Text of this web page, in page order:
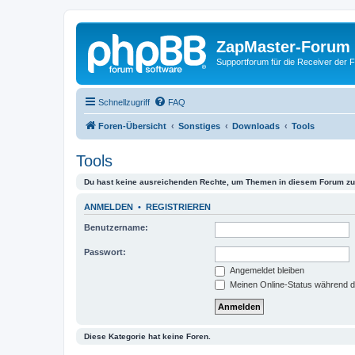
ZapMaster-Forum
Supportforum für die Receiver der
Schnellzugriff FAQ
Foren-Übersicht Sonstiges Downloads Tools
Tools
Du hast keine ausreichenden Rechte, um Themen in diesem Forum
ANMELDEN • REGISTRIEREN
Benutzername:
Passwort:
Angemeldet bleiben
Meinen Online-Status während
Diese Kategorie hat keine Foren.